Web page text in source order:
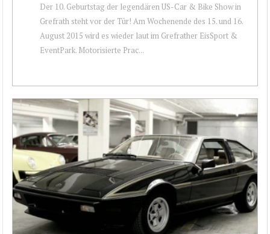
Der 10. Geburtstag der legendären US-Car & Bike Show in
Grefrath steht vor der Tür! Am Wochenende des 15. und 16.
August 2015 wird es wieder laut im Grefrather EisSport &
EventPark. Motorisierte Prac...